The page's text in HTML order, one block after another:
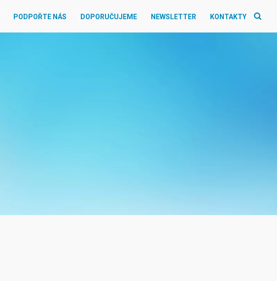
PODPOŘTE NÁS DOPORUČUJEME NEWSLETTER KONTAKTY